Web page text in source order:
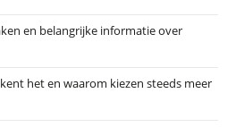
en belangrijke informatie over
het en waarom kiezen steeds meer